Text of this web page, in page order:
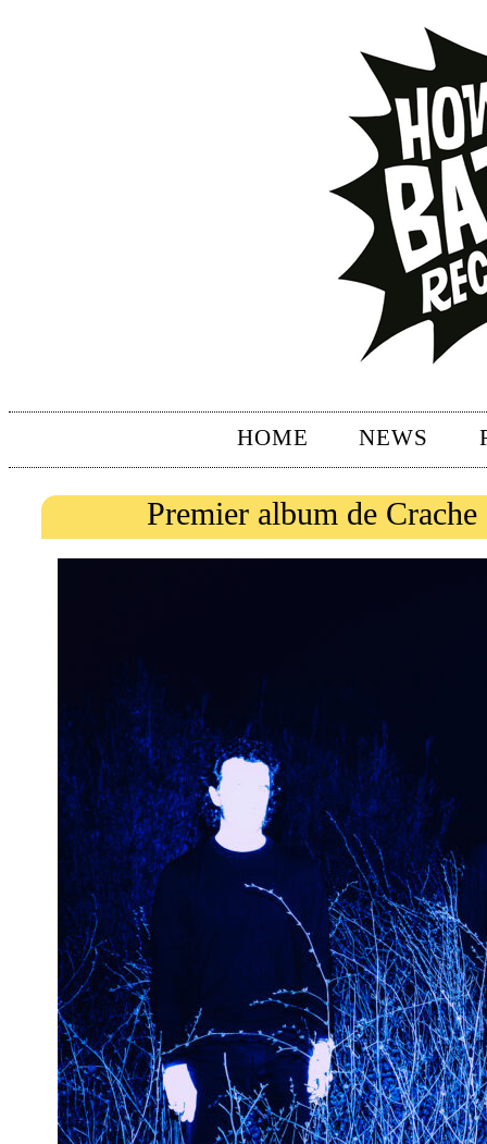
HOME NEWS
Premier album de Crache